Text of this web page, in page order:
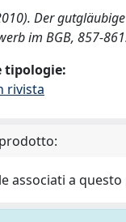
Der gutgläubige
im BGB, 857-
tipologie:
rivista
associati a